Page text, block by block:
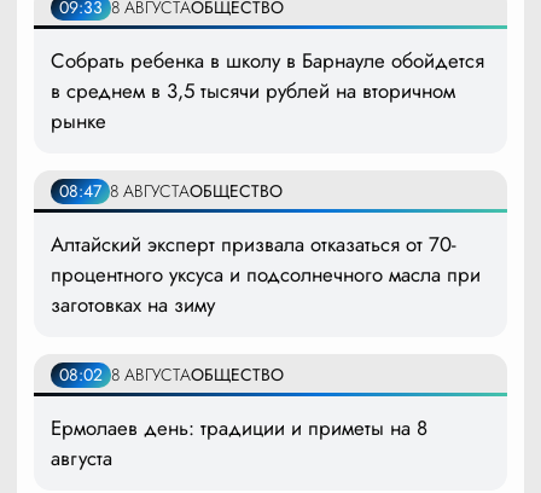
09:33 8 АВГУСТАОБЩЕСТВО
Собрать ребенка в школу в Барнауле обойдется
в среднем в 3,5 тысячи рублей на вторичном
рынке
08:47 8 АВГУСТАОБЩЕСТВО
Алтайский эксперт призвала отказаться от 70-
процентного уксуса и подсолнечного масла при
заготовках на зиму
08:02 8 АВГУСТАОБЩЕСТВО
Ермолаев день: традиции и приметы на 8
августа